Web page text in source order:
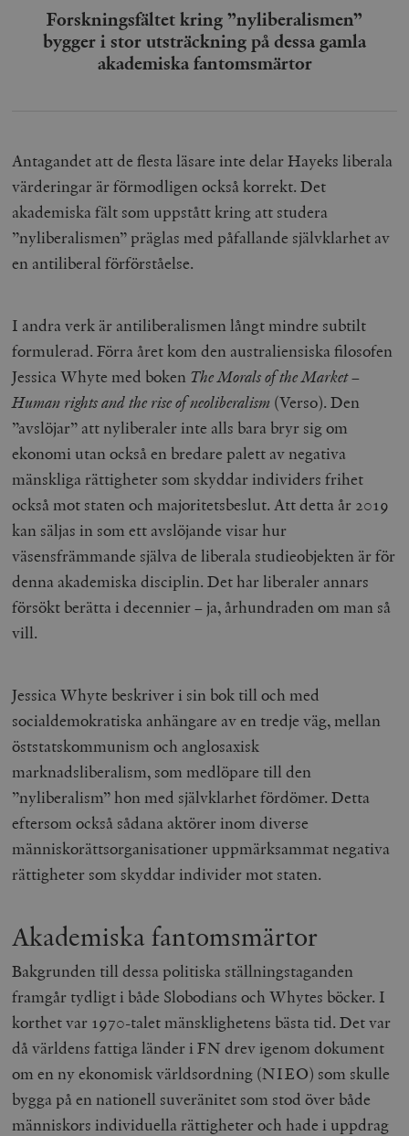
Forskningsfältet kring ”nyliberalismen”
bygger i stor utsträckning på dessa gamla
akademiska fantomsmärtor
Antagandet att de flesta läsare inte delar Hayeks liberala
värderingar är förmodligen också korrekt. Det
akademiska fält som uppstått kring att studera
”nyliberalismen” präglas med påfallande självklarhet av
en antiliberal förförståelse.
I andra verk är antiliberalismen långt mindre subtilt
formulerad. Förra året kom den australiensiska filosofen
Jessica Whyte med boken The Morals of the Market –
Human rights and the rise of neoliberalism (Verso). Den
”avslöjar” att nyliberaler inte alls bara bryr sig om
ekonomi utan också en bredare palett av negativa
mänskliga rättigheter som skyddar individers frihet
också mot staten och majoritetsbeslut. Att detta år 2019
kan säljas in som ett avslöjande visar hur
väsensfrämmande själva de liberala studieobjekten är för
denna akademiska disciplin. Det har liberaler annars
försökt berätta i decennier – ja, århundraden om man så
vill.
Jessica Whyte beskriver i sin bok till och med
socialdemokratiska anhängare av en tredje väg, mellan
öststatskommunism och anglosaxisk
marknadsliberalism, som medlöpare till den
”nyliberalism” hon med självklarhet fördömer. Detta
eftersom också sådana aktörer inom diverse
människorättsorganisationer uppmärksammat negativa
rättigheter som skyddar individer mot staten.
Akademiska fantomsmärtor
Bakgrunden till dessa politiska ställningstaganden
framgår tydligt i både Slobodians och Whytes böcker. I
korthet var 1970-talet mänsklighetens bästa tid. Det var
då världens fattiga länder i FN drev igenom dokument
om en ny ekonomisk världsordning (NIEO) som skulle
bygga på en nationell suveränitet som stod över både
människors individuella rättigheter och hade i uppdrag